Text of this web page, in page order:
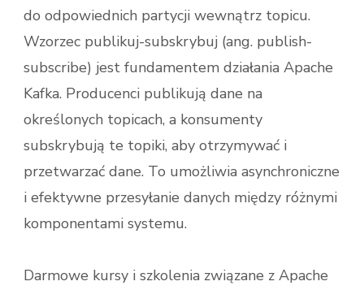
do odpowiednich partycji wewnątrz topicu.
Wzorzec publikuj-subskrybuj (ang. publish-
subscribe) jest fundamentem działania Apache
Kafka. Producenci publikują dane na
określonych topicach, a konsumenty
subskrybują te topiki, aby otrzymywać i
przetwarzać dane. To umożliwia asynchroniczne
i efektywne przesyłanie danych między różnymi
komponentami systemu.
Darmowe kursy i szkolenia związane z Apache